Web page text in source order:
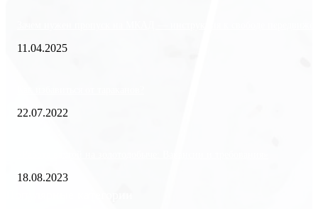
11.04.2025
22.07.2022
18.08.2023